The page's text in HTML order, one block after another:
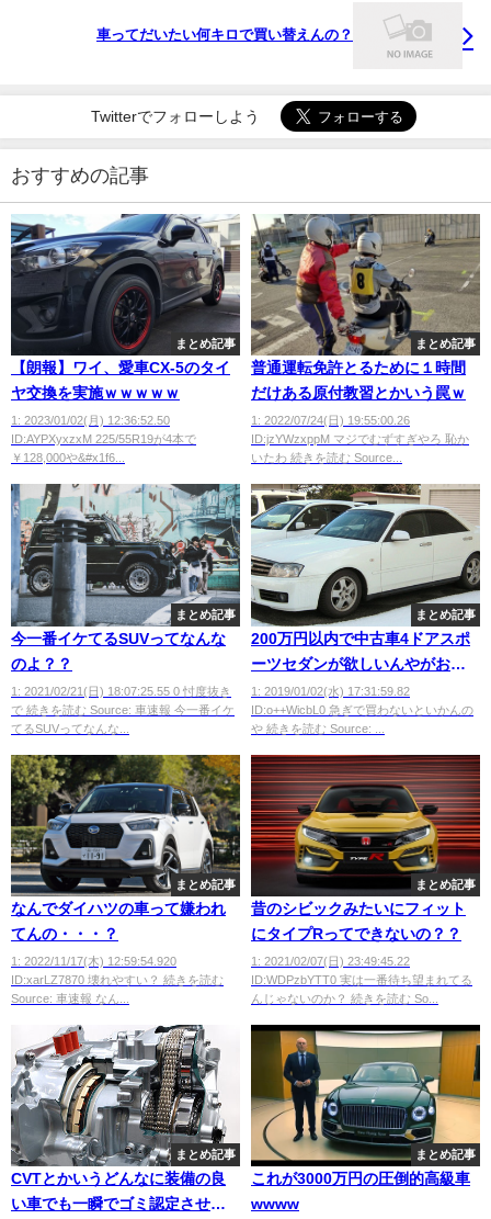
車ってだいたい何キロで買い替えんの？
Twitterでフォローしよう
おすすめの記事
まとめ記事
【朗報】ワイ、愛車CX-5のタイ
ヤ交換を実施ｗｗｗｗｗ
1: 2023/01/02(月) 12:36:52.50
ID:AYPXyxzxM 225/55R19が4本で
￥128,000や&#x1f6...
まとめ記事
普通運転免許とるために１時間
だけある原付教習とかいう罠ｗ
1: 2022/07/24(日) 19:55:00.26
ID:jzYWzxppM マジでむずすぎやろ 恥か
いたわ 続きを読む Source...
まとめ記事
今一番イケてるSUVってなんな
のよ？？
1: 2021/02/21(日) 18:07:25.55 0 忖度抜き
で 続きを読む Source: 車速報 今一番イケ
てるSUVってなんな...
まとめ記事
200万円以内で中古車4ドアスポ
ーツセダンが欲しいんやがおス
スメ教えてwwwwwwwwwww
1: 2019/01/02(水) 17:31:59.82
ID:o++WicbL0 急ぎで買わないといかんの
や 続きを読む Source: ...
まとめ記事
なんでダイハツの車って嫌われ
てんの・・・？
1: 2022/11/17(木) 12:59:54.920
ID:xarLZ7870 壊れやすい？ 続きを読む
Source: 車速報 なん...
まとめ記事
昔のシビックみたいにフィット
にタイプRってできないの？？
1: 2021/02/07(日) 23:49:45.22
ID:WDPzbYTT0 実は一番待ち望まれてる
んじゃないのか？ 続きを読む So...
まとめ記事
CVTとかいうどんなに装備の良
い車でも一瞬でゴミ認定させる
まとめ記事
これが3000万円の圧倒的高級車
wwww